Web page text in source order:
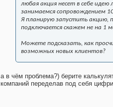
любая акция несет в себе
занимаемся сопровождением
Я планирую запустить акцию,
подключается скажем не на 1
Можете подсказать, как
возможных новых клиентов?
а в чём проблема?) берите
компаний переделав под себя цифри